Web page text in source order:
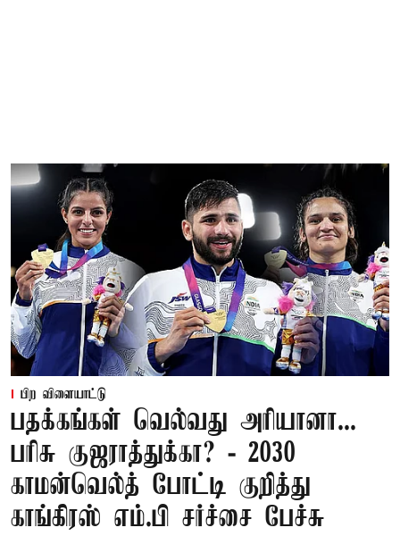
பிற விளையாட்டு
பதக்கங்கள் வெல்வது அரியானா...
பரிசு குஜராத்துக்கா? - 2030
காமன்வெல்த் போட்டி குறித்து
காங்கிரஸ் எம்.பி சர்ச்சை பேச்சு